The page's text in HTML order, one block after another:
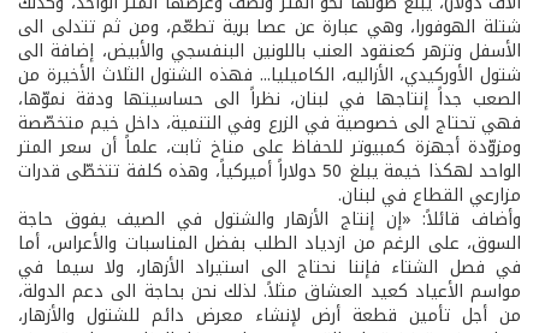
شتلة الهوفورا، وهي عبارة عن عصا برية تطعّم، ومن ثم تتدلى الى
الأسفل وتزهر كعنقود العنب باللونين البنفسجي والأبيض، إضافة الى
شتول الأوركيدي، الأزاليه، الكاميليا... فهذه الشتول الثلاث الأخيرة من
الصعب جداً إنتاجها في لبنان، نظراً الى حساسيتها ودقة نموّها،
فهي تحتاج الى خصوصية في الزرع وفي التنمية، داخل خيم متخصّصة
ومزوّدة أجهزة كمبيوتر للحفاظ على مناخ ثابت، علماً أن سعر المتر
الواحد لهكذا خيمة يبلغ 50 دولاراً أميركياً، وهذه كلفة تتخطّى قدرات
مزارعي القطاع في لبنان.
وأضاف قائلاً: «إن إنتاج الأزهار والشتول في الصيف يفوق حاجة
السوق، على الرغم من ازدياد الطلب بفضل المناسبات والأعراس، أما
في فصل الشتاء فإننا نحتاج الى استيراد الأزهار، ولا سيما في
مواسم الأعياد كعيد العشاق مثلاً. لذلك نحن بحاجة الى دعم الدولة،
من أجل تأمين قطعة أرض لإنشاء معرض دائم للشتول والأزهار،